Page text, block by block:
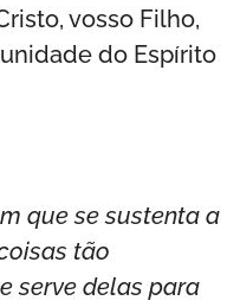
vosso Filho,
do Espírito
que se sustenta a
tão
serve delas para